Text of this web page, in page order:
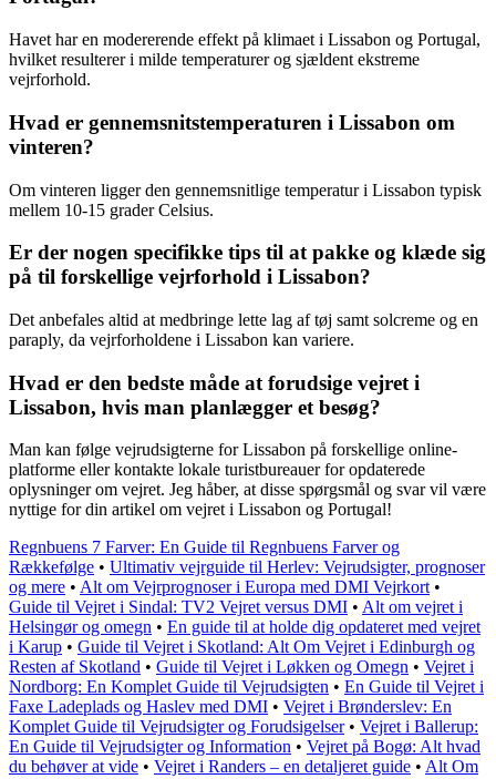
Havet har en modererende effekt på klimaet i Lissabon og Portugal,
hvilket resulterer i milde temperaturer og sjældent ekstreme
vejrforhold.
Hvad er gennemsnitstemperaturen i Lissabon om
vinteren?
Om vinteren ligger den gennemsnitlige temperatur i Lissabon typisk
mellem 10-15 grader Celsius.
Er der nogen specifikke tips til at pakke og klæde sig
på til forskellige vejrforhold i Lissabon?
Det anbefales altid at medbringe lette lag af tøj samt solcreme og en
paraply, da vejrforholdene i Lissabon kan variere.
Hvad er den bedste måde at forudsige vejret i
Lissabon, hvis man planlægger et besøg?
Man kan følge vejrudsigterne for Lissabon på forskellige online-
platforme eller kontakte lokale turistbureauer for opdaterede
oplysninger om vejret. Jeg håber, at disse spørgsmål og svar vil være
nyttige for din artikel om vejret i Lissabon og Portugal!
Regnbuens 7 Farver: En Guide til Regnbuens Farver og
Rækkefølge • Ultimativ vejrguide til Herlev: Vejrudsigter, prognoser
og mere • Alt om Vejrprognoser i Europa med DMI Vejrkort•
Guide til Vejret i Sindal: TV2 Vejret versus DMI • Alt om vejret i
Helsingør og omegn • En guide til at holde dig opdateret med vejret
i Karup • Guide til Vejret i Skotland: Alt Om Vejret i Edinburgh og
Resten af Skotland • Guide til Vejret i Løkken og Omegn • Vejret i
Nordborg: En Komplet Guide til Vejrudsigten • En Guide til Vejret i
Faxe Ladeplads og Haslev med DMI • Vejret i Brønderslev: En
Komplet Guide til Vejrudsigter og Forudsigelser• Vejret i Ballerup:
En Guide til Vejrudsigter og Information • Vejret på Bogø: Alt hvad
du behøver at vide • Vejret i Randers – en detaljeret guide • Alt Om